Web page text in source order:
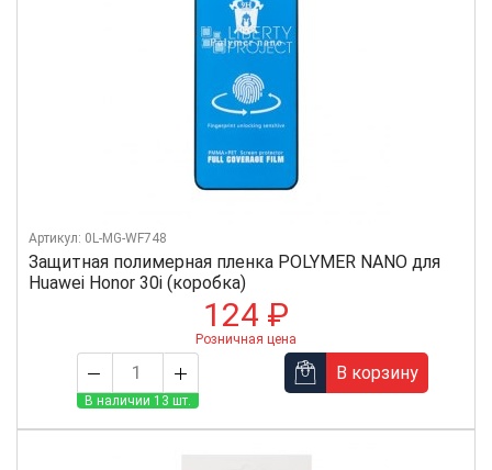
Защитная полимерная пленка POLYMER NANO для
Huawei Honor 30i (коробка)
Артикул: 0L-MG-WF748
124 ₽
Розничная цена
В наличии 13 шт.
В корзину